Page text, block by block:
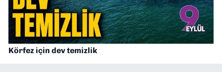
Körfez için dev temizlik